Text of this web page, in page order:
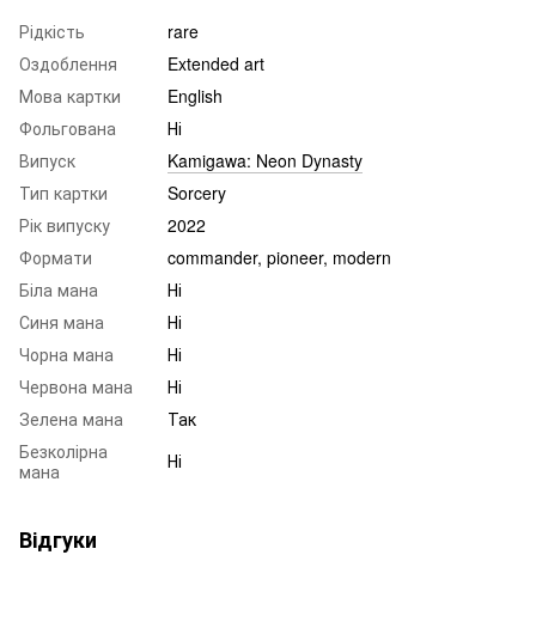
Рідкість
rare
Оздоблення
Extended art
Мова картки
English
Фольгована
Ні
Випуск
Kamigawa: Neon Dynasty
Тип картки
Sorcery
Рік випуску
2022
Формати
commander, pioneer, modern
Біла мана
Ні
Синя мана
Ні
Чорна мана
Ні
Червона мана
Ні
Зелена мана
Так
Безколірна
мана
Ні
Відгуки